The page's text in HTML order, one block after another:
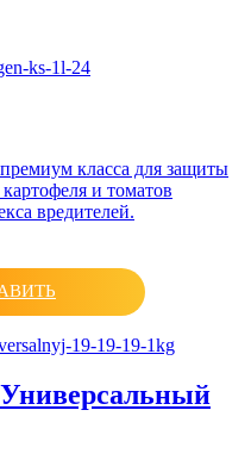
класса для защиты
и томатов
вредителей.